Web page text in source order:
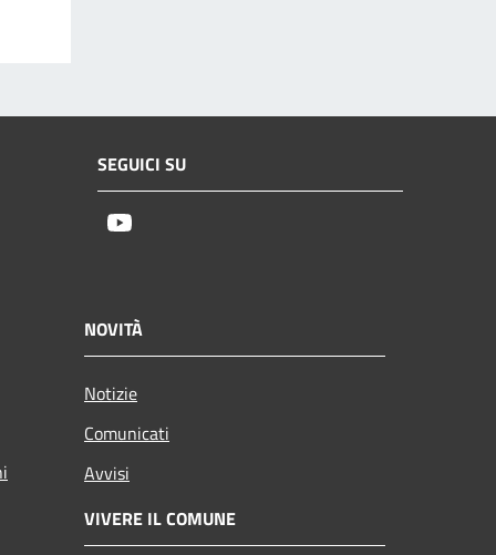
SEGUICI SU
NOVITÀ
Notizie
Comunicati
Avvisi
VIVERE IL COMUNE